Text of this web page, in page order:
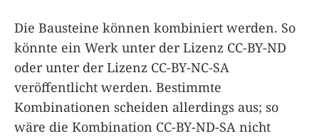
Die Bausteine können kombiniert werden. So
könnte ein Werk unter der Lizenz CC-BY-ND
oder unter der Lizenz CC-BY-NC-SA
veröffentlicht werden. Bestimmte
Kombinationen scheiden allerdings aus; so
wäre die Kombination CC-BY-ND-SA nicht